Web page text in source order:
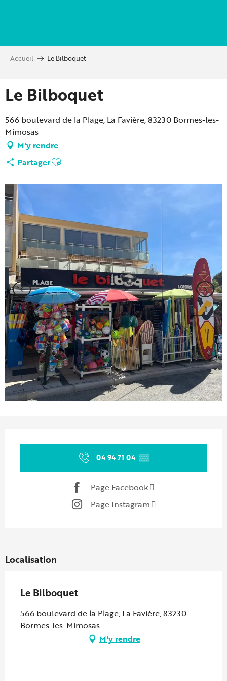
principal
Accueil Le Bilboquet
Le Bilboquet
566 boulevard de la Plage, La Favière, 83230 Bormes-les-
Mimosas
M'y rendre
PartagerAjouter aux favoris
04 94 71 04 ▒▒
Page Facebook
Page Instagram
Localisation
Le Bilboquet
566 boulevard de la Plage, La Favière, 83230
Bormes-les-Mimosas
M'y rendre